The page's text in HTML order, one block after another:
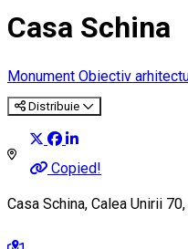
Casa Schina
Monument Obiectiv
Distribuie
Copied!
Casa Schina, Calea Unirii